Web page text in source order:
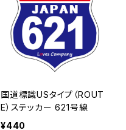
国道標識USタイプ（ROUT
E）ステッカー 621号線
¥440